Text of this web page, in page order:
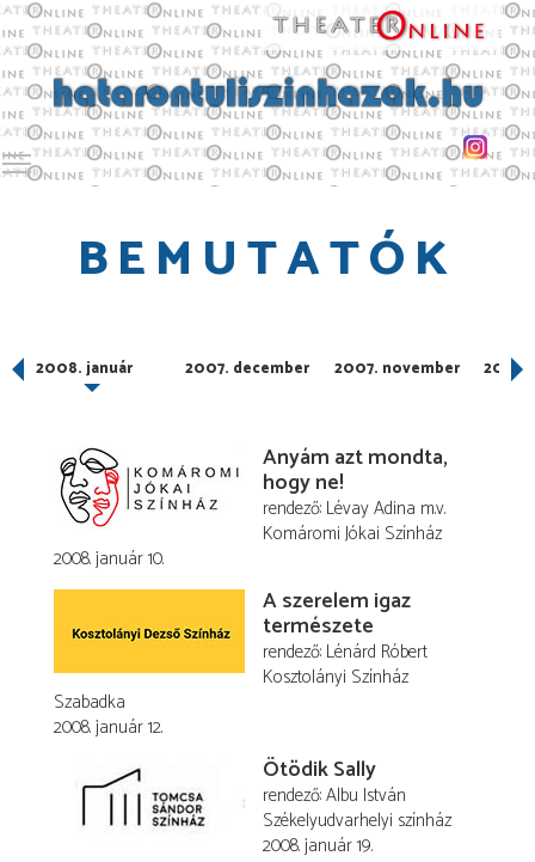
Toggle main menu visibility
BEMUTATÓK
2008. január 2007. december 2007. november 2007.
Anyám azt mondta,
hogy ne!
rendező Lévay Adina m.v.
Komáromi Jókai Színház
2008. január 10.
A szerelem igaz
természete
rendező Lénárd Róbert
Kosztolányi Színház
Szabadka
2008. január 12.
Ötödik Sally
rendező Albu István
Székelyudvarhelyi színház
2008. január 19.